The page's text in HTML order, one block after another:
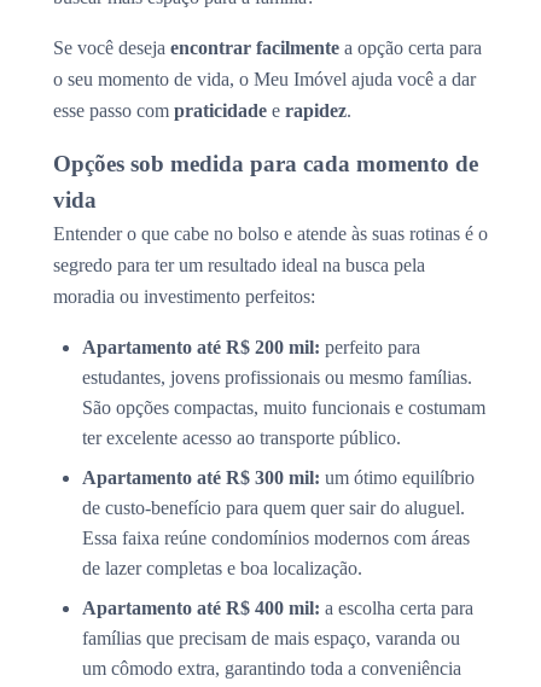
Se você deseja encontrar facilmente a opção certa para
o seu momento de vida, o Meu Imóvel ajuda você a dar
esse passo com praticidade e rapidez.
Opções sob medida para cada momento de
vida
Entender o que cabe no bolso e atende às suas rotinas é o
segredo para ter um resultado ideal na busca pela
moradia ou investimento perfeitos:
Apartamento até R$ 200 mil: perfeito para
estudantes, jovens profissionais ou mesmo famílias.
São opções compactas, muito funcionais e costumam
ter excelente acesso ao transporte público.
Apartamento até R$ 300 mil: um ótimo equilíbrio
de custo-benefício para quem quer sair do aluguel.
Essa faixa reúne condomínios modernos com áreas
de lazer completas e boa localização.
Apartamento até R$ 400 mil: a escolha certa para
famílias que precisam de mais espaço, varanda ou
um cômodo extra, garantindo toda a conveniência